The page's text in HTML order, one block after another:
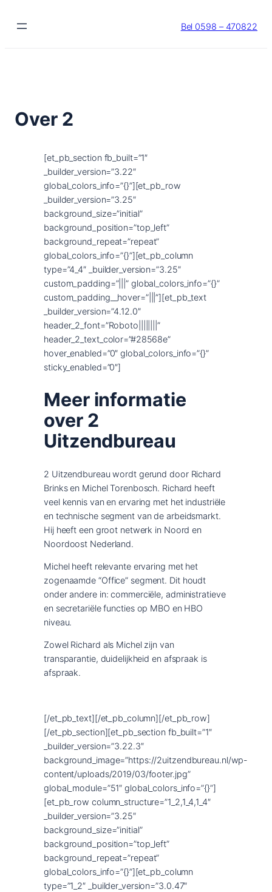
naar
Bel 0598 – 470822
Over 2
[et_pb_section fb_built=”1″
_builder_version=”3.22″
global_colors_info=”{}”][et_pb_row
_builder_version=”3.25″
background_size=”initial”
background_position=”top_left”
background_repeat=”repeat”
global_colors_info=”{}”][et_pb_column
type=”4_4″ _builder_version=”3.25″
custom_padding=”|||” global_colors_info=”{}”
custom_padding__hover=”|||”][et_pb_text
_builder_version=”4.12.0″
header_2_font=”Roboto||||||||”
header_2_text_color=”#28568e”
hover_enabled=”0″ global_colors_info=”{}”
sticky_enabled=”0″]
Meer informatie
over 2
Uitzendbureau
2 Uitzendbureau wordt gerund door Richard
Brinks en Michel Torenbosch. Richard heeft
veel kennis van en ervaring met het industriële
en technische segment van de arbeidsmarkt.
Hij heeft een groot netwerk in Noord en
Noordoost Nederland.
Michel heeft relevante ervaring met het
zogenaamde “Office” segment. Dit houdt
onder andere in: commerciële, administratieve
en secretariële functies op MBO en HBO
niveau.
Zowel Richard als Michel zijn van
transparantie, duidelijkheid en afspraak is
afspraak.
[/et_pb_text][/et_pb_column][/et_pb_row]
[/et_pb_section][et_pb_section fb_built=”1″
_builder_version=”3.22.3″
background_image=”https://2uitzendbureau.nl/wp-
content/uploads/2019/03/footer.jpg”
global_module=”51″ global_colors_info=”{}”]
[et_pb_row column_structure=”1_2,1_4,1_4″
_builder_version=”3.25″
background_size=”initial”
background_position=”top_left”
background_repeat=”repeat”
global_colors_info=”{}”][et_pb_column
type=”1_2″ _builder_version=”3.0.47″